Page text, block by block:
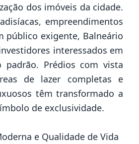
dos imóveis da cidade.
empreendimentos
público exigente, Balneário
interessados em
padrão. Prédios com vista
de lazer completas e
têm transformado a
de exclusividade.
e Qualidade de Vida